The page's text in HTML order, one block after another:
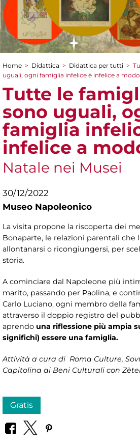
Tu sei qui
Home > Didattica > Didattica per tutti >
uguali, ogni famiglia infelice è infelice a
Tutte le
sono uguali,
famiglia
infelice a
Natale nei Musei
30/12/2022
Museo Napoleonico
La visita propone la riscoperta dei
Bonaparte, le relazioni parentali che
allontanarsi o ricongiungersi, per
storia.
A cominciare dal Napoleone più
marito, passando per Paolina, e
Carlo Luciano, ogni membro della
attraverso il doppio registro del
aprendo una riflessione più ampia
significhi) essere una famiglia.
Attività a cura di Roma Culture,
Capitolina ai Beni Culturali con
Gratis